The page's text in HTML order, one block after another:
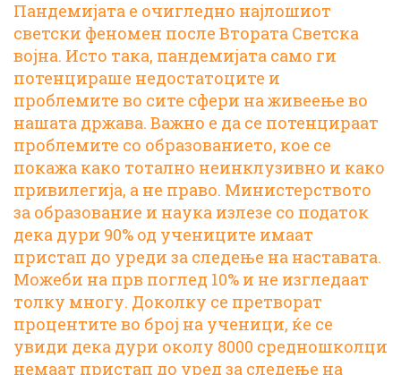
Пандемијата е очигледно најлошиот
светски феномен после Втората Светска
војна. Исто така, пандемијата само ги
потенцираше недостатоците и
проблемите во сите сфери на живеење во
нашата држава. Важно е да се потенцираат
проблемите со образованието, кое се
покажа како тотално неинклузивно и како
привилегија, а не право. Министерството
за образование и наука излезе со податок
дека дури 90% од учениците имаат
пристап до уреди за следење на наставата.
Можеби на прв поглед 10% и не изгледаат
толку многу. Доколку се претворат
процентите во број на ученици, ќе се
увиди дека дури околу 8000 средношколци
немаат пристап до уред за следење на